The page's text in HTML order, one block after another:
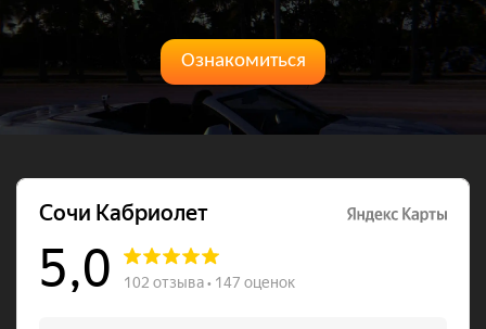
Ознакомиться